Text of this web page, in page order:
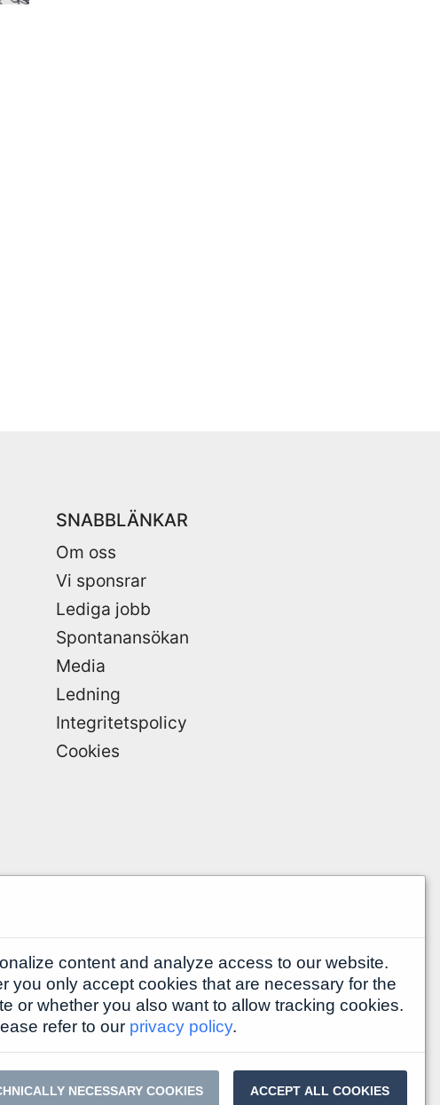
SNABBLÄNKAR
Om oss
Vi sponsrar
Lediga jobb
Spontanansökan
Media
Ledning
Integritetspolicy
Cookies
content and analyze access to our website.
you only accept cookies that are necessary for the
or whether you also want to allow tracking cookies.
refer to our privacy policy.
NECESSARY COOKIES ACCEPT ALL COOKIES